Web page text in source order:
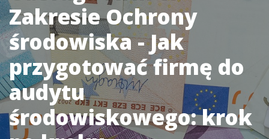
Zakresie Ochrony
środowiska - Jak
przygotować firmę do
audytu
środowiskowego: krok